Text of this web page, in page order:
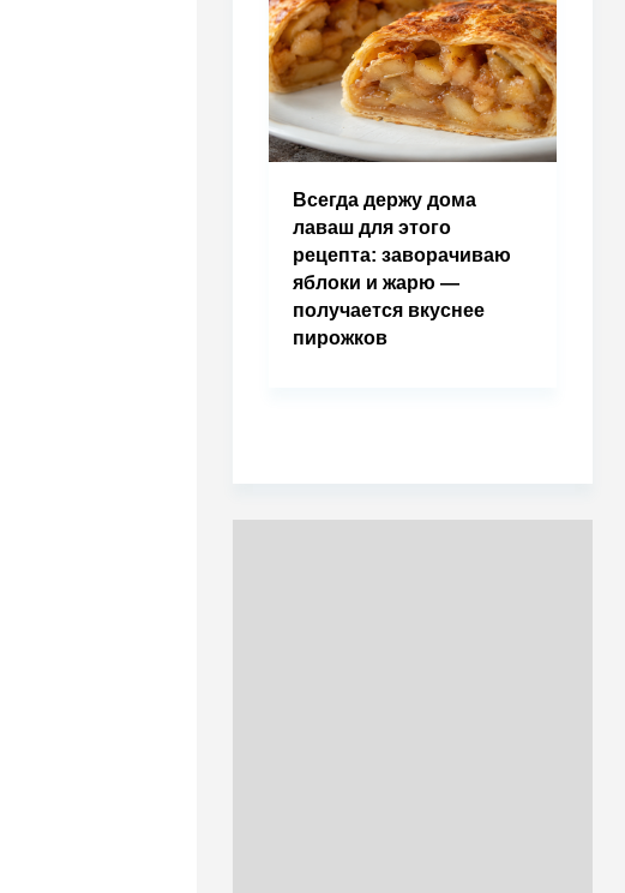
Всегда держу дома
лаваш для этого
рецепта: заворачиваю
яблоки и жарю —
получается вкуснее
пирожков